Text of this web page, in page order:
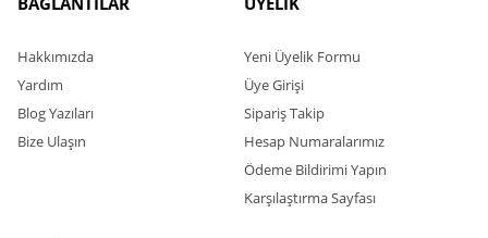
Hakkımızda
Yardım
Blog Yazıları
Bize Ulaşın
Yeni Üyelik Formu
Üye Girişi
Sipariş Takip
Hesap Numaralarımız
Ödeme Bildirimi Yapın
Karşılaştırma Sayfası